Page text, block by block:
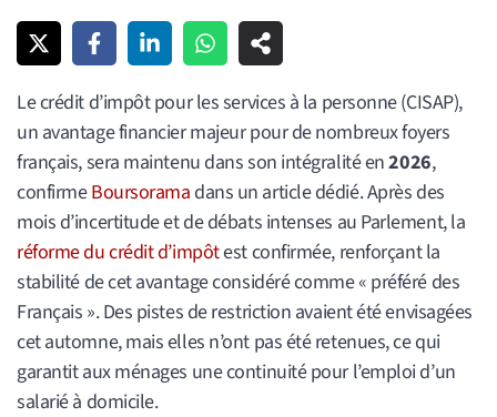
Le crédit d’impôt pour les services à la personne (CISAP),
un avantage financier majeur pour de nombreux foyers
français, sera maintenu dans son intégralité en2026,
confirmeBoursorama dans un article dédié. Après des
mois d’incertitude et de débats intenses au Parlement, la
réforme du crédit d’impôtest confirmée, renforçant la
stabilité de cet avantage considéré comme « préféré des
Français ». Des pistes de restriction avaient été envisagées
cet automne, mais elles n’ont pas été retenues, ce qui
garantit aux ménages une continuité pour l’emploi d’un
salarié à domicile.